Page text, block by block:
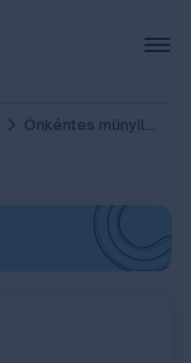
Önkéntes műnyilvántartás